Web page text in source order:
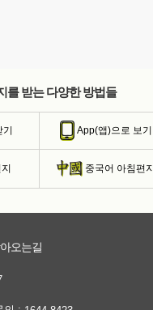
를 받는 다양한 방법들
App(앱)으로 보기
중국어 아침편지
오는길